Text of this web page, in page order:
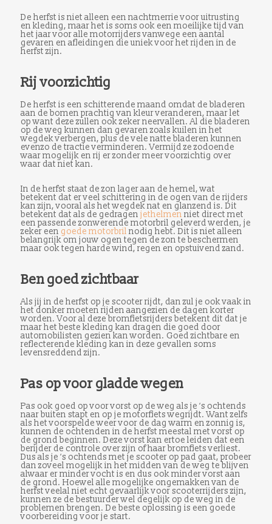
De herfst is niet alleen een nachtmerrie voor uitrusting
en kleding, maar het is soms ook een moeilijke tijd van
het jaar voor alle motorrijders vanwege een aantal
gevaren en afleidingen die uniek voor het rijden in de
herfst zijn.
Rij voorzichtig
De herfst is een schitterende maand omdat de bladeren
aan de bomen prachtig van kleur veranderen, maar let
op want deze zullen ook zeker neervallen. Al die bladeren
op de weg kunnen dan gevaren zoals kuilen in het
wegdek verbergen, plus de vele natte bladeren kunnen
evenzo de tractie verminderen. Vermijd ze zodoende
waar mogelijk en rij er zonder meer voorzichtig over
waar dat niet kan.
In de herfst staat de zon lager aan de hemel, wat
betekent dat er veel schittering in de ogen van de rijders
kan zijn, vooral als het wegdek nat en glanzend is. Dit
betekent dat als de gedragen jethelmen niet direct met
een passende zonwerende motorbril geleverd werden, je
zeker een goede motorbril nodig hebt. Dit is niet alleen
belangrijk om jouw ogen tegen de zon te beschermen
maar ook tegen harde wind, regen en opstuivend zand.
Ben goed zichtbaar
Als jij in de herfst op je scooter rijdt, dan zul je ook vaak in
het donker moeten rijden aangezien de dagen korter
worden. Voor al deze bromfietsrijders betekent dit dat je
maar het beste kleding kan dragen die goed door
automobilisten gezien kan worden. Goed zichtbare en
reflecterende kleding kan in deze gevallen soms
levensreddend zijn.
Pas op voor gladde wegen
Pas ook goed op voor vorst op de weg als je ‘s ochtends
naar buiten stapt en op je motorfiets wegrijdt. Want zelfs
als het voorspelde weer voor de dag warm en zonnig is,
kunnen de ochtenden in de herfst meestal met vorst op
de grond beginnen.Deze vorst kan ertoe leiden dat een
berijder de controle over zijn of haar bromfiets verliest.
Dus als je ‘s ochtends met je scooter op pad gaat, probeer
dan zoveel mogelijk in het midden van de weg te blijven
alwaar er minder vocht is en dus ook minder vorst aan
de grond. Hoewel alle mogelijke ongemakken van de
herfst veelal niet echt gevaarlijk voor scooterrijders zijn,
kunnen ze de bestuurder wel degelijk op de weg in de
problemen brengen. De beste oplossing is een goede
voorbereiding voor je start.